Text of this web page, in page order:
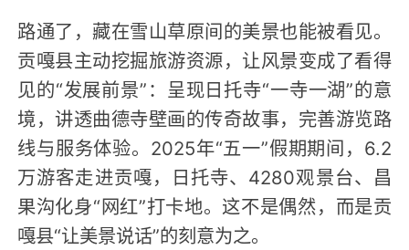
路通了，藏在雪山草原间的美景也能被看见。
贡嘎县主动挖掘旅游资源，让风景变成了看得
见的“发展前景”：呈现日托寺“一寺一湖”的意
境，讲透曲德寺壁画的传奇故事，完善游览路
线与服务体验。2025年“五一”假期期间，6.2
万游客走进贡嘎，日托寺、4280观景台、昌
果沟化身“网红”打卡地。这不是偶然，而是贡
嘎县“让美景说话”的刻意为之。